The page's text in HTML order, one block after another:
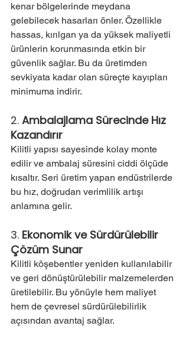
kenar bölgelerinde meydana
gelebilecek hasarları önler. Özellikle
hassas, kırılgan ya da yüksek maliyetli
ürünlerin korunmasında etkin bir
güvenlik sağlar. Bu da üretimden
sevkiyata kadar olan süreçte kayıpları
minimuma indirir.
2. Ambalajlama Sürecinde Hız
Kazandırır
Kilitli yapısı sayesinde kolay monte
edilir ve ambalaj süresini ciddi ölçüde
kısaltır. Seri üretim yapan endüstrilerde
bu hız, doğrudan verimlilik artışı
anlamına gelir.
3. Ekonomik ve Sürdürülebilir
Çözüm Sunar
Kilitli köşebentler yeniden kullanılabilir
ve geri dönüştürülebilir malzemelerden
üretilebilir. Bu yönüyle hem maliyet
hem de çevresel sürdürülebilirlik
açısından avantaj sağlar.